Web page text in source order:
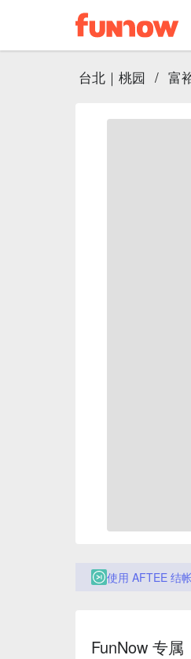
台北｜桃园 / 富
使用 AFTEE 结
FunNow 专属